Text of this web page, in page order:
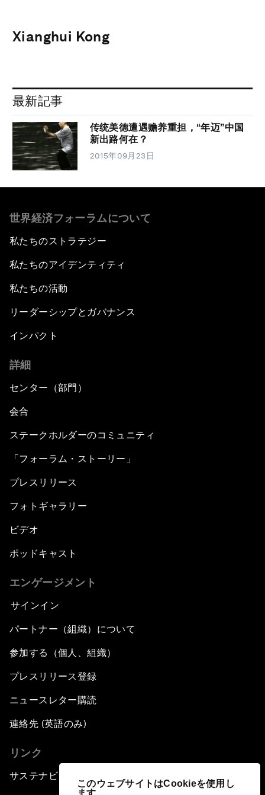
このウェブサイトはCookieを使用し
ます
Xianghui Kong
最新記事
传统美德遭遇赡养重担，“年迈”中国
新出路何在？
2015年09月23日
世界経済フォーラムについて
私たちのストラテジー
私たちのアイデンティティ
私たちの活動
リーダーシップとガバナンス
インパクト
詳細
センター（部門）
会合
ステークホルダーのコミュニティ
「フォーラム・ストーリー」
プレスリリース
フォトギャラリー
ビデオ
ポッドキャスト
エンゲージメント
サインイン
パートナー（組織）について
参加する（個人、組織）
プレスリリース登録
ニュースレター購読
連絡先 (英語のみ)
リンク
サステナビリティへの取り組み